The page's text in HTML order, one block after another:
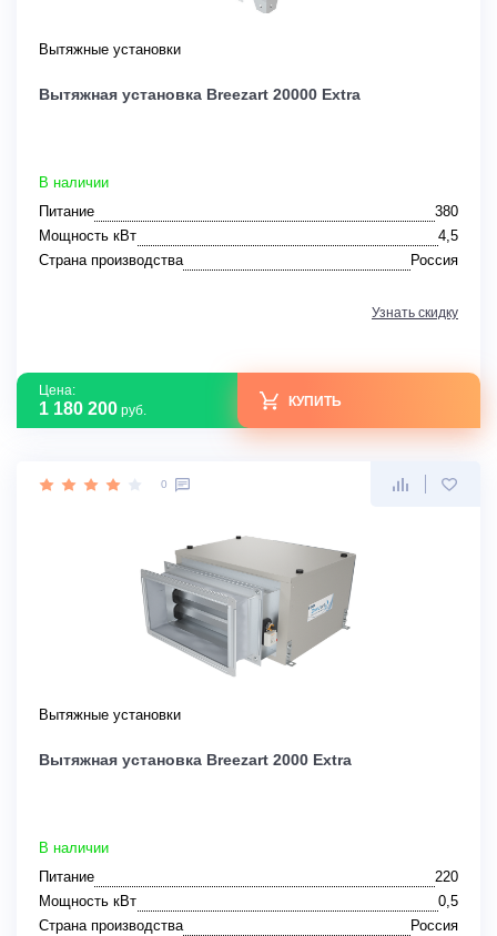
Вытяжные установки
Вытяжная установка Breezart 20000 Extra
В наличии
Питание
380
Мощность кВт
4,5
Страна производства
Россия
Узнать скидку
Цена:
1 180 200 руб.
КУПИТЬ
0
Вытяжные установки
Вытяжная установка Breezart 2000 Extra
В наличии
Питание
220
Мощность кВт
0,5
Страна производства
Россия